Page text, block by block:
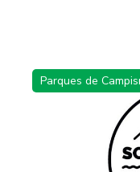
Parques de